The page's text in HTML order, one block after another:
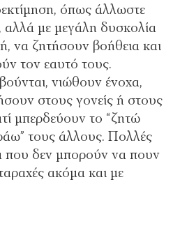
όπως άλλωστε
αλλά με μεγάλη δυσκολία
να ζητήσουν βοήθεια και
τον εαυτό τους.
νιώθουν ένοχα,
στους γονείς ή στους
μπερδεύουν το “ζητώ
τους άλλους. Πολλές
που δεν μπορούν να πουν
ακόμα και με